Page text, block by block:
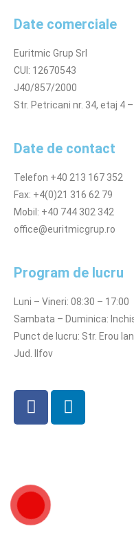
Date comerciale
Euritmic Grup Srl
CUI: 12670543
J40/857/2000
Str. Petricani nr. 34, etaj 4
Date de contact
Telefon +40 213 167 352
Fax: +4(0)21 316 62 79
Mobil: +40 744 302 342
office@euritmicgrup.ro
Program de lucru
Luni – Vineri: 08:30 – 17:00
Sambata – Duminica:
Punct de lucru: Str. Erou
Jud. Ilfov